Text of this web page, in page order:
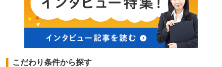
こだわり条件から探す